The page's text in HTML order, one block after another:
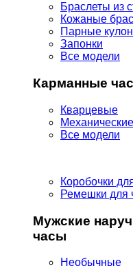
Браслеты из
Кожаные
Парные
Запонки
Все модели
Карманные
Кварцевые
Механические
Все модели
Коробочки
Ремешки для
Мужские
часы
Необычные